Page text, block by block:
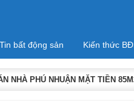
Tin bất động sản Kiến thức
NHÀ PHÚ NHUẬN MẶT TIỀN